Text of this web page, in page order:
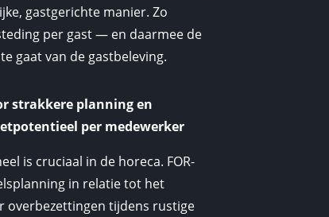
gastgerichte manier. Zo
per gast — en daarmee de
gaat van de gastbeleving.
strakkere planning en
per medewerker
is cruciaal in de horeca. FOR-
in relatie tot het
overbezettingen tijdens rustige